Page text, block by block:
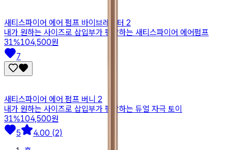
새티스파이어 에어 펌프 바이브레이터 2
내가 원하는 사이즈로 삽입부가 팽창하는 새티스파이어 에어펌프
31%104,500원
7
새티스파이어 에어 펌프 버니 2
내가 원하는 사이즈로 삽입부가 팽창하는 듀얼 자극 토이
31%104,500원
5
4.00 (2)